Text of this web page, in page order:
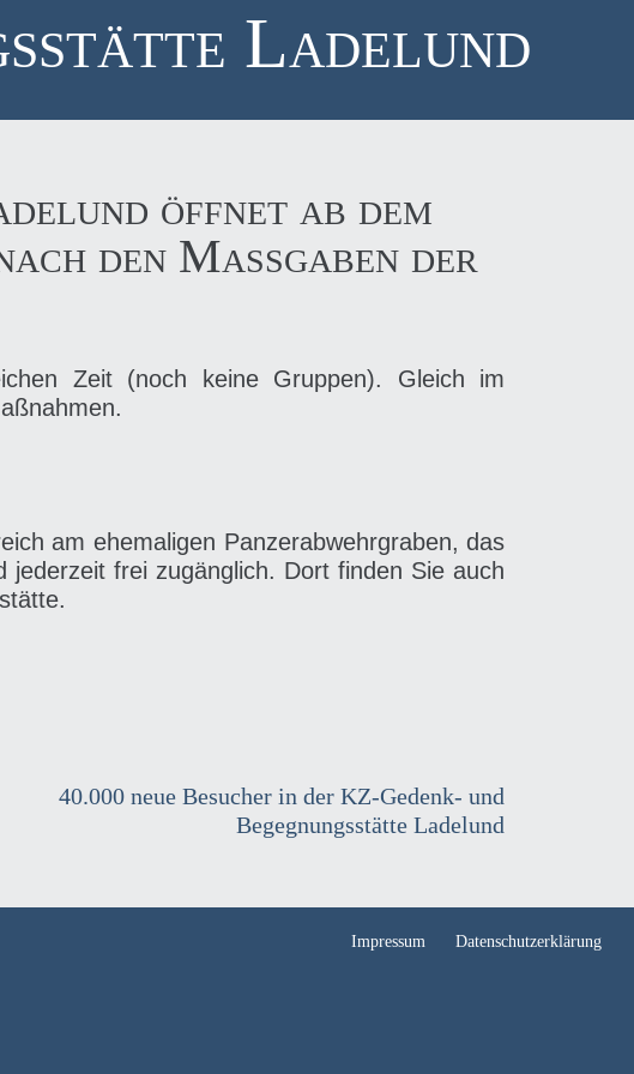
Ladelund
öffnet ab dem
den Maßgaben der
Zeit (noch keine Gruppen). Gleich im
am ehemaligen Panzerabwehrgraben, das
frei zugänglich. Dort finden Sie auch
40.000 neue Besucher in der KZ-Gedenk- und
Begegnungsstätte Ladelund
Impressum Datenschutzerklärung